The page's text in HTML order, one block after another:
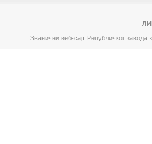
Званични веб-сајт Републичког